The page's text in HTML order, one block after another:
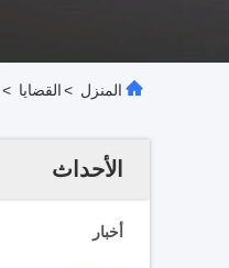
المنزل >القضايا >
الأحداث
أخبار